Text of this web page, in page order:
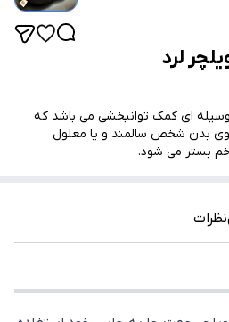
لرد
ای کمک توانبخشی می باشد که
بدن شخص سالمند و یا معلول
زخم بستر می شود.
نظرات